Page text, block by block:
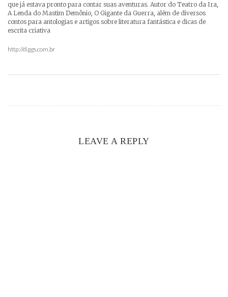
que já estava pronto para contar suas aventuras. Autor do Teatro da Ira,
A Lenda do Mastim Demônio, O Gigante da Guerra, além de diversos
contos para antologias e artigos sobre literatura fantástica e dicas de
escrita criativa
http://diggs.com.br
LEAVE A REPLY